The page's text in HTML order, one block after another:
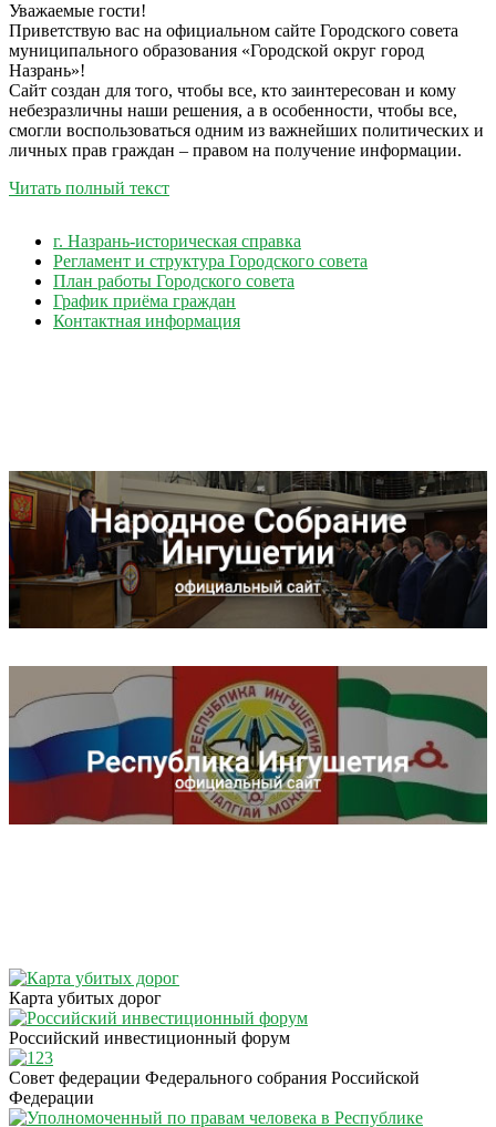
Уважаемые гости!
Приветствую вас на официальном сайте Городского совета
муниципального образования «Городской округ город
Назрань»!
Сайт создан для того, чтобы все, кто заинтересован и кому
небезразличны наши решения, а в особенности, чтобы все,
смогли воспользоваться одним из важнейших политических и
личных прав граждан – правом на получение информации.
Читать полный текст
г. Назрань-историческая справка
Регламент и структура Городского совета
План работы Городского совета
График приёма граждан
Контактная информация
Карта убитых дорог
Российский инвестиционный форум
Совет федерации Федерального собрания Российской
Федерации